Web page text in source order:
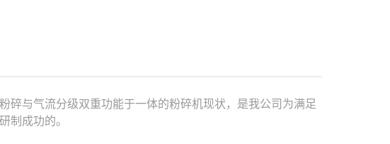
碎与气流分级双重功能于一体的粉碎机现状，是我公司为满足
制成功的。